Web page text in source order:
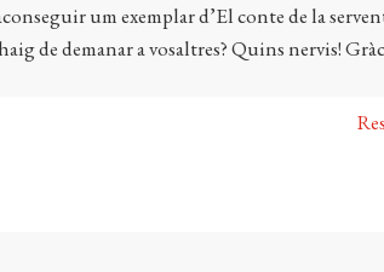
um exemplar d’El conte de la
de demanar a vosaltres? Quins nervis!